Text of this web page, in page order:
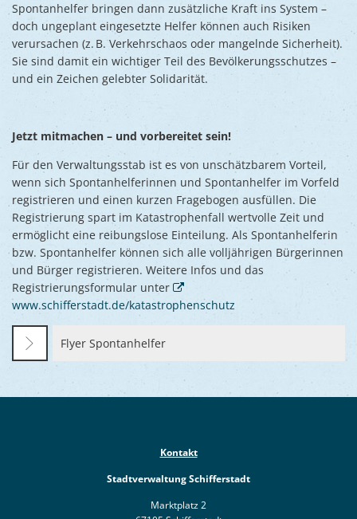
Spontanhelfer bringen dann zusätzliche Kraft ins System –
doch ungeplant eingesetzte Helfer können auch Risiken
verursachen (z. B. Verkehrschaos oder mangelnde Sicherheit).
Sie sind damit ein wichtiger Teil des Bevölkerungsschutzes –
und ein Zeichen gelebter Solidarität.
Jetzt mitmachen – und vorbereitet sein!
Für den Verwaltungsstab ist es von unschätzbarem Vorteil,
wenn sich Spontanhelferinnen und Spontanhelfer im Vorfeld
registrieren und einen kurzen Fragebogen ausfüllen. Die
Registrierung spart im Katastrophenfall wertvolle Zeit und
ermöglicht eine reibungslose Einteilung. Als Spontanhelferin
bzw. Spontanhelfer können sich alle volljährigen Bürgerinnen
und Bürger registrieren. Weitere Infos und das
Registrierungsformular unter
www.schifferstadt.de/katastrophenschutz
Flyer Spontanhelfer
Kontakt
Stadtverwaltung Schifferstadt
Marktplatz 2